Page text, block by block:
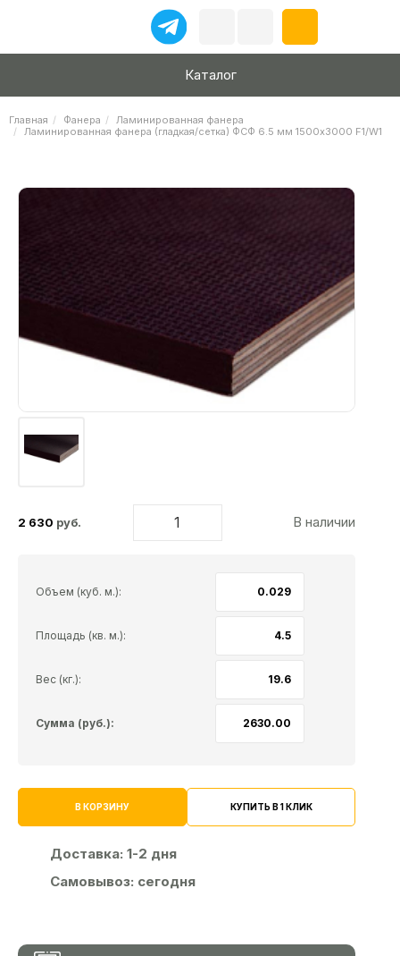
Каталог
Главная Фанера
Ламинированная фанера
Ламинированная фанера (гладкая/сетка) ФСФ 6.5 мм 1500х3000 F1/W1
2 630 руб. В наличии
Объем (куб. м.):
Площадь (кв. м.):
Вес (кг.):
Сумма (руб.):
В КОРЗИНУ КУПИТЬ В 1 КЛИК
Доставка: 1-2 дня
Самовывоз: сегодня